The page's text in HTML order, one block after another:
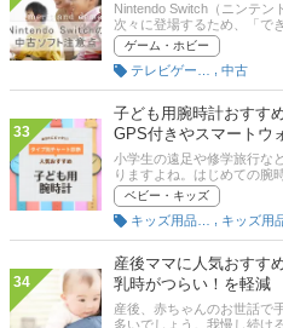
Nintendo Switch（ニンテン
次々に登場するため、「で
ルをまとめて試したい」と
す。一方で、「Switchソフ
セットにデメリットはある
不安に感じる方も少なくあ
価格が安いという大きなメ
よっては注意すべきポイン
Switchの中古ソフトを購入
び方や注意点をわかりやす
すめSwitchソフトに加え、
ングもあるので、「Switch
方は、売れ筋や口コミとあ
ゲーム・ホビー
中古
33
子ども用腕時計おすす
GPS付きやスマートウ
小学生の遠足や修学旅行な
りますよね。はじめての腕
外しがしやすいものを選び
になるところです。そこで
と、カシオ、シチズン、カ
腕時計をアナログ、デジタ
ちが「買ってよかった！」
ます。男の子、女の子やプ
す。記事後半には、
も掲載しているので、ぜひ
ベビー・キッズ
34
産後ママに人気おすす
乳時がつらい！を軽減
産後、赤ちゃんのお世話で
多いでしょう。我慢し続け